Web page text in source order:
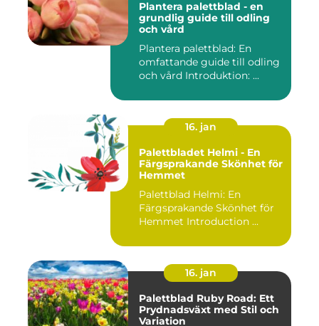
Plantera palettblad - en
grundlig guide till odling
och vård
Plantera palettblad: En
omfattande guide till odling
och vård Introduktion: ...
16. jan
Palettbladet Helmi - En
Färgsprakande Skönhet för
Hemmet
Palettblad Helmi: En
Färgsprakande Skönhet för
Hemmet Introduction ...
16. jan
Palettblad Ruby Road: Ett
Prydnadsväxt med Stil och
Variation